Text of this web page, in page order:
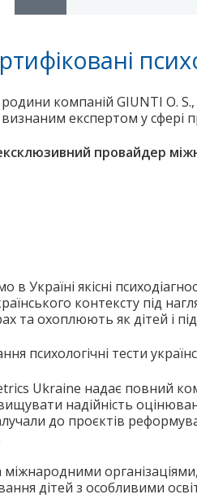
компаній GIUNTI O.
експертом у сфері
провайдер
якісні
контексту під
та охоплюють як дітей і
психологічні тести
Ukraine надає повний
надійність
до проєктів
дітей з особливими